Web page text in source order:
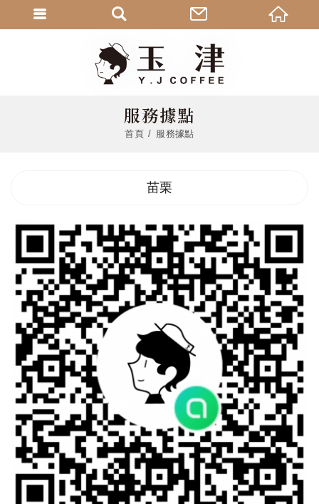
服務據點
首頁 服務據點
苗栗